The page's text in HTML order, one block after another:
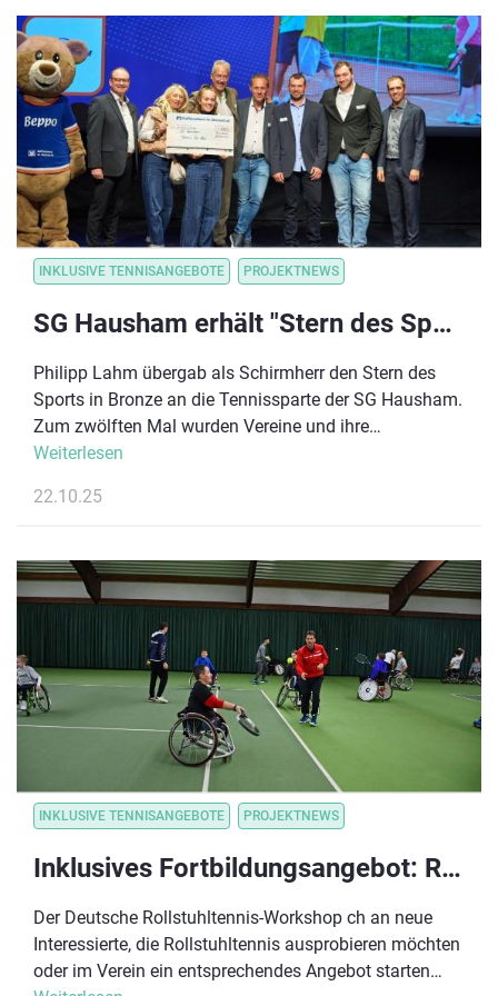
INKLUSIVE TENNISANGEBOTE PROJEKTNEWS
SG Hausham erhält "Stern des Sports" für sein Inklusionsprojekt!
Philipp Lahm übergab als Schirmherr den Stern des
Sports in Bronze an die Tennissparte der SG Hausham.
Zum zwölften Mal wurden Vereine und ihre
Ehrenamtlichen für ihr gesellschaftliches Engagement
Weiterlesen
22.10.25
INKLUSIVE TENNISANGEBOTE PROJEKTNEWS
Inklusives Fortbildungsangebot: Rollstuhltennis-Workshop
Der Deutsche Rollstuhltennis-Workshop ch an neue
Interessierte, die Rollstuhltennis ausprobieren möchten
oder im Verein ein entsprechendes Angebot starten